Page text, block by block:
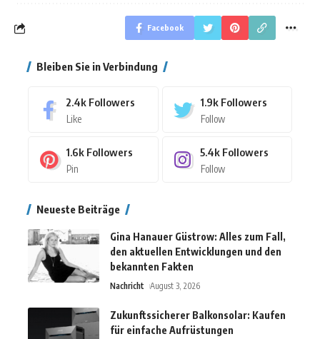
Facebook
Bleiben Sie in Verbindung
2.4k Followers
Like
1.9k Followers
Follow
1.6k Followers
Pin
5.4k Followers
Follow
Neueste Beiträge
Gina Hanauer Güstrow: Alles zum Fall,
den aktuellen Entwicklungen und den
bekannten Fakten
Nachricht August 3, 2026
Zukunftssicherer Balkonsolar: Kaufen
für einfache Aufrüstungen